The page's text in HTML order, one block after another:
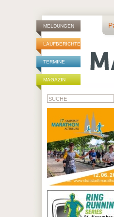
MELDUNGEN
LAUFBERICHTE
TERMINE
MAGAZIN